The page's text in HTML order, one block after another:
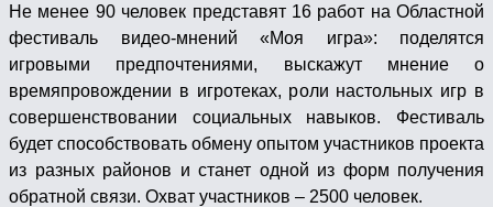
Не менее 90 человек представят 16 работ на Областной
фестиваль видео-мнений «Моя игра»: поделятся
игровыми предпочтениями, выскажут мнение о
времяпровождении в игротеках, роли настольных игр в
совершенствовании социальных навыков. Фестиваль
будет способствовать обмену опытом участников проекта
из разных районов и станет одной из форм получения
обратной связи. Охват участников – 2500 человек.